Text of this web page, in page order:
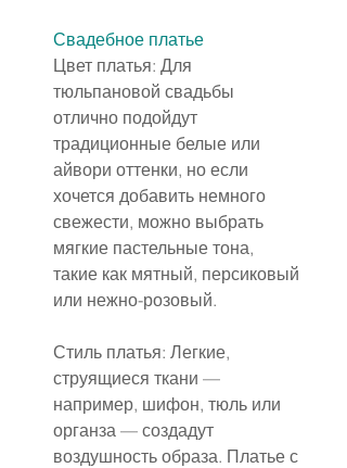
Свадебное платье
Цвет платья: Для
тюльпановой свадьбы
отлично подойдут
традиционные белые или
айвори оттенки, но если
хочется добавить немного
свежести, можно выбрать
мягкие пастельные тона,
такие как мятный, персиковый
или нежно-розовый.
Стиль платья: Легкие,
струящиеся ткани —
например, шифон, тюль или
органза — создадут
воздушность образа. Платье с